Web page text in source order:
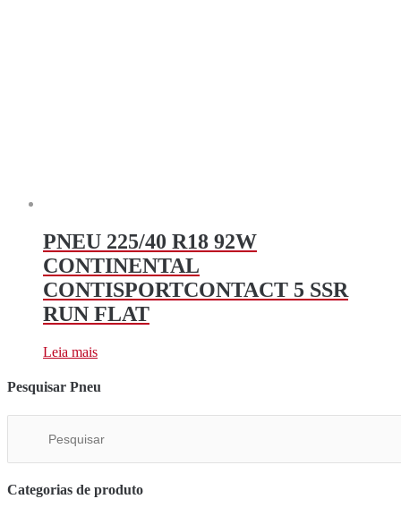
PNEU 225/40 R18 92W
CONTINENTAL
CONTISPORTCONTACT 5 SSR
RUN FLAT
Leia mais
Pesquisar Pneu
Categorias de produto